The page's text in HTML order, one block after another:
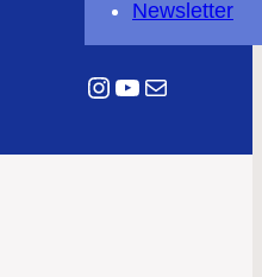
Newsletter
Instagram
YouTube
E-Mail